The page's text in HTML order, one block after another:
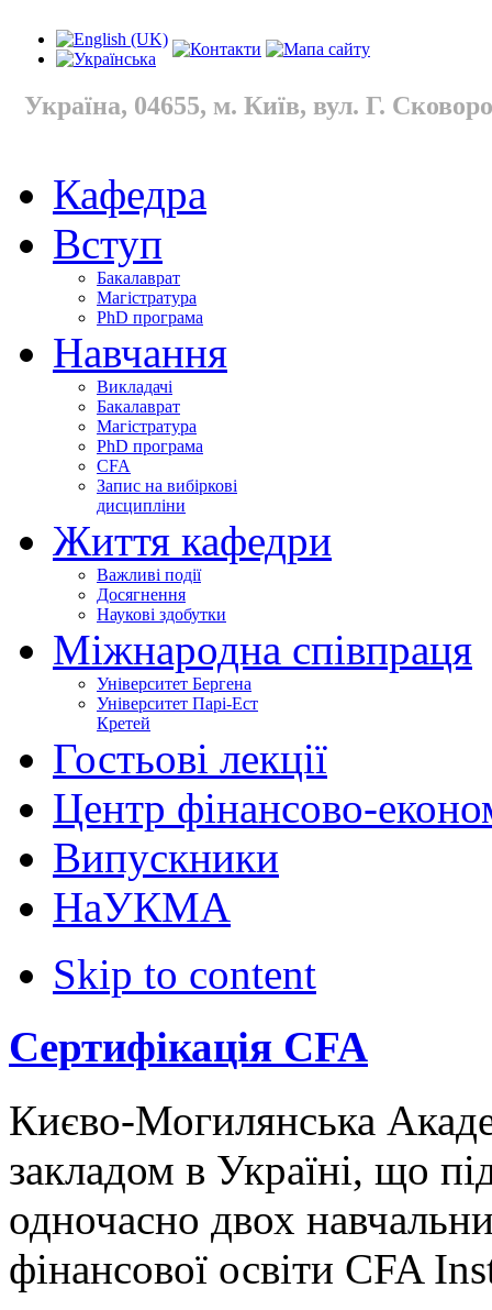
Україна, 04655, м. Київ, вул. Г.
Кафедра
Вступ
Бакалаврат
Магістратура
PhD програма
Навчання
Викладачі
Бакалаврат
Магістратура
PhD програма
CFA
Запис на вибіркові
дисципліни
Життя кафедри
Важливі події
Досягнення
Наукові здобутки
Міжнародна співпраця
Університет Бергена
Університет Парі-Ест
Кретей
Гостьові лекції
Центр фінансово-
Випускники
НаУКМА
Skip to content
Сертифікація CFA
Києво-Могилянська
закладом в Україні, що
одночасно двох
фінансової освіти CFA